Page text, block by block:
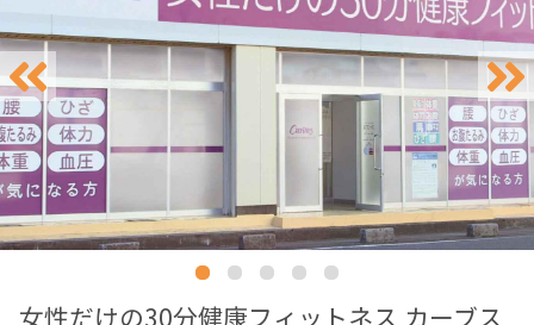
女性だけの30分健康フィットネス カーブス